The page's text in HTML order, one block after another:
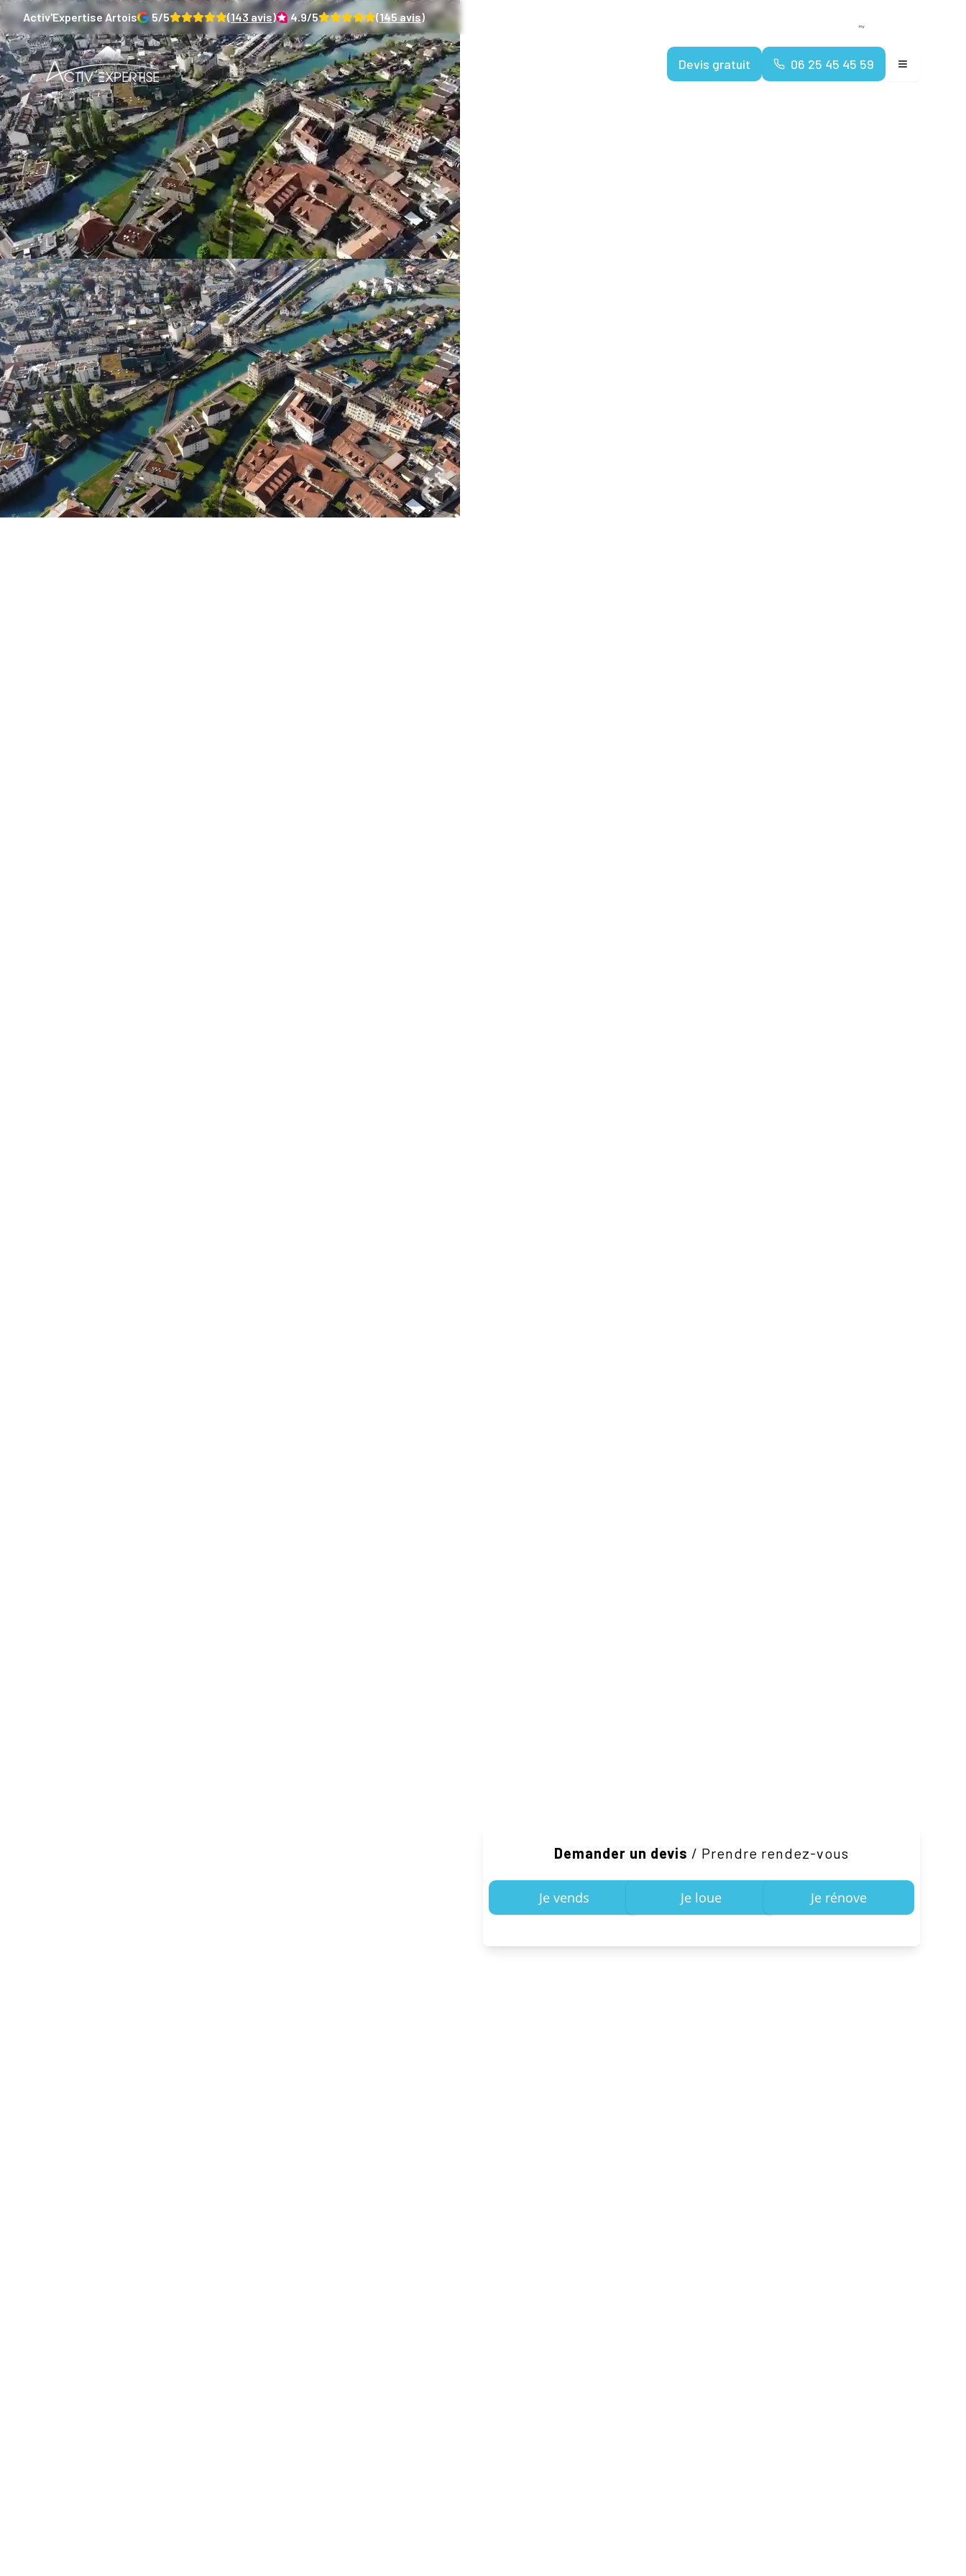
Activ'ExpertiseArtois 5/5 (143 avis) 4.9/5 (145avis)
Devis gratuit 06 25 45 45 59
Demander un devis / Prendre rendez-vous
Je vends Je loue Je rénove